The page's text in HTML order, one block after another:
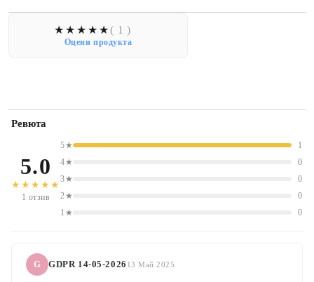
( 1 )
Оцени продукта
Ревюта
5.0
★★★★★
1 отзив
5★
1
4★
0
3★
0
2★
0
1★
0
G GDPR 14-05-2026 13 Май 2025